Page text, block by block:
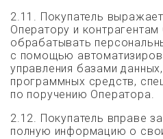
2.11. Покупатель
Оператору и
обрабатывать
с помощью
управления базами
программных средств,
по поручению Оператора.
2.12. Покупатель вправе
полную информацию о